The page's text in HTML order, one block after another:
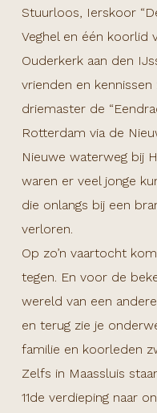
Stuurloos, Ierskoor
Veghel en één koorlid
Ouderkerk aan den
vrienden en
driemaster de
Rotterdam via de
Nieuwe waterweg bij
waren er veel jonge
die onlangs bij een
verloren.
Op zo’n vaartocht
tegen. En voor de
wereld van een
en terug zie je
familie en koorleden
Zelfs in Maassluis
11de verdieping naar